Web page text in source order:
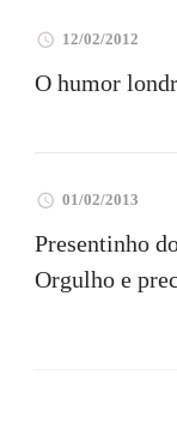
12/02/2012
O humor
01/02/2013
Presentinho
Orgulho e